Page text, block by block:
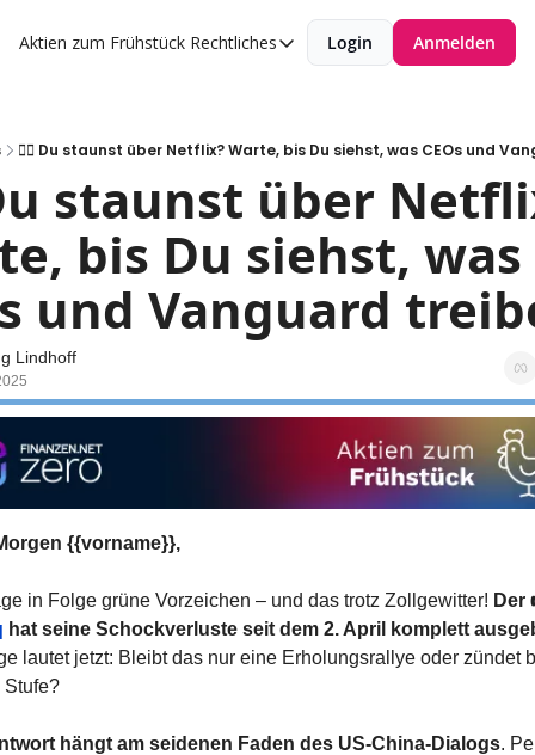
Aktien zum Frühstück Rechtliches
Rechtliches
Impressum
Login Anmelden
🕵️‍♂️ Du staunst über Netflix? Warte, bis Du siehst, was CEOs und
staunst über
bis Du siehst, was
und Vanguard
Lindhoff
{{vorname}},
in Folge grüne Vorzeichen – und das trotz Zollgewitter! Der
hat seine Schockverluste seit dem 2. April komplett
lautet jetzt: Bleibt das nur eine Erholungsrallye oder zündet
Stufe?
hängt am seidenen Faden des US-China-Dialogs.